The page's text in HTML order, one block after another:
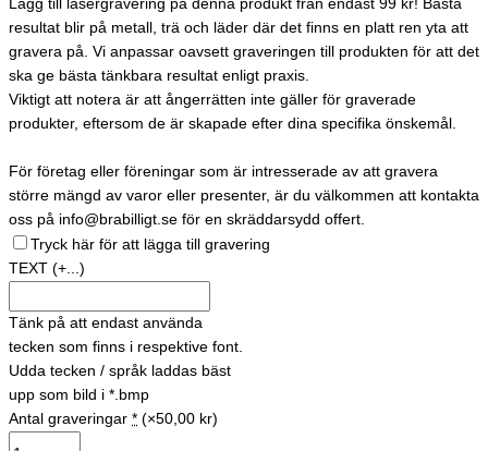
Lägg till lasergravering på denna produkt från endast 99 kr! Bästa
resultat blir på metall, trä och läder där det finns en platt ren yta att
gravera på. Vi anpassar oavsett graveringen till produkten för att det
ska ge bästa tänkbara resultat enligt praxis.
Viktigt att notera är att ångerrätten inte gäller för graverade
produkter, eftersom de är skapade efter dina specifika önskemål.
För företag eller föreningar som är intresserade av att gravera
större mängd av varor eller presenter, är du välkommen att kontakta
oss på info@brabilligt.se för en skräddarsydd offert.
Tryck här för att lägga till gravering
TEXT (+...)
Tänk på att endast använda
tecken som finns i respektive font.
Udda tecken / språk laddas bäst
upp som bild i *.bmp
Antal graveringar * (×50,00 kr)